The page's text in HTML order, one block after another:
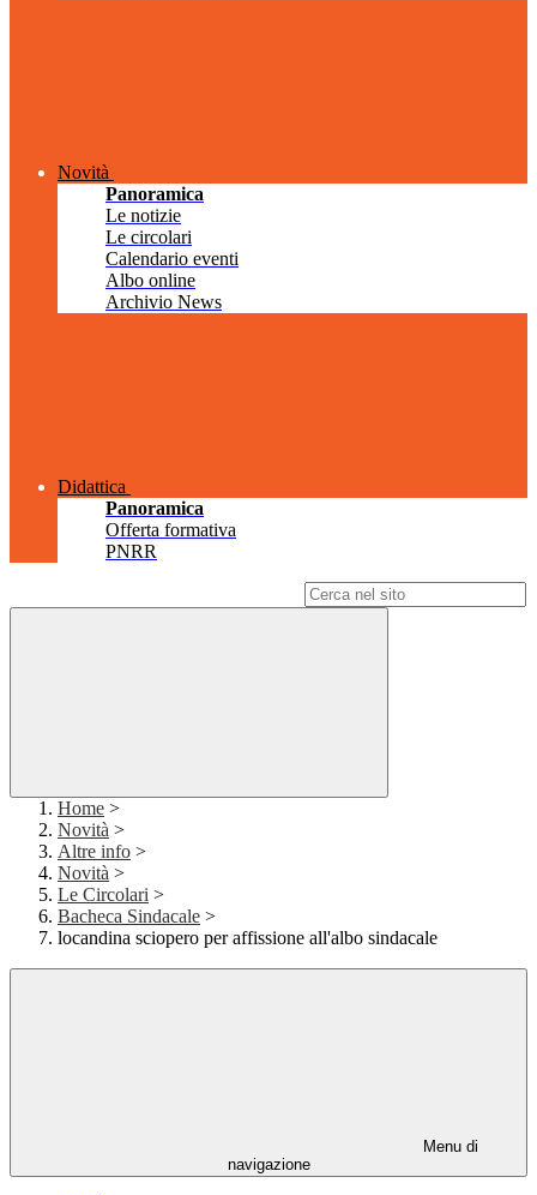
Novità
Panoramica
Le notizie
Le circolari
Calendario eventi
Albo online
Archivio News
Didattica
Panoramica
Offerta formativa
PNRR
Home >
Novità >
Altre info >
Novità >
Le Circolari >
Bacheca Sindacale >
locandina sciopero per affissione all'albo sindacale
Menu di
navigazione